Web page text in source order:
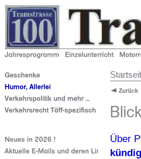
Über